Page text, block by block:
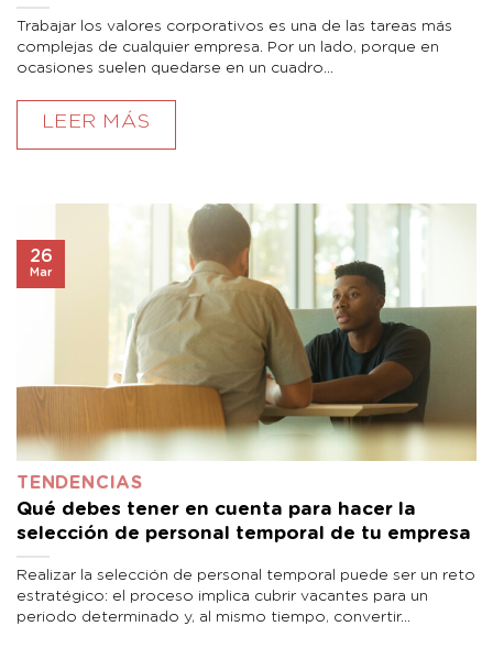
Trabajar los valores corporativos es una de las tareas más
complejas de cualquier empresa. Por un lado, porque en
ocasiones suelen quedarse en un cuadro...
LEER MÁS
TENDENCIAS
Qué debes tener en cuenta para hacer la
selección de personal temporal de tu empresa
Realizar la selección de personal temporal puede ser un reto
estratégico: el proceso implica cubrir vacantes para un
periodo determinado y, al mismo tiempo, convertir...
26
Mar